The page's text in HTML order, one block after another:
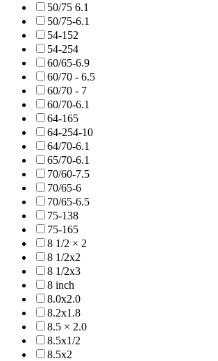
50/75 6.1
50/75-6.1
54-152
54-254
60/65-6.9
60/70 - 6.5
60/70 - 7
60/70-6.1
64-165
64-254-10
64/70-6.1
65/70-6.1
70/60-7.5
70/65-6
70/65-6.5
75-138
75-165
8 1/2 × 2
8 1/2x2
8 1/2x3
8 inch
8.0x2.0
8.2x1.8
8.5 × 2.0
8.5x1/2
8.5x2